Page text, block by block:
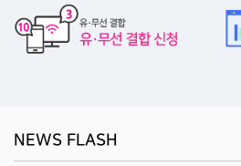
NEWS FLASH